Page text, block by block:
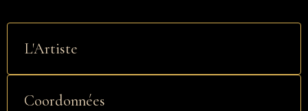
L'Artiste
Coordonnées